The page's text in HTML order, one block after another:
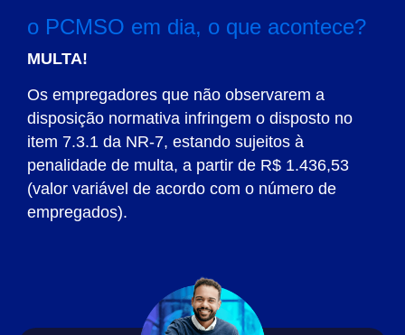
o PCMSO em dia, o que acontece?
MULTA!
Os empregadores que não observarem a
disposição normativa infringem o disposto no
item 7.3.1 da NR-7, estando sujeitos à
penalidade de multa, a partir de R$ 1.436,53
(valor variável de acordo com o número de
empregados).